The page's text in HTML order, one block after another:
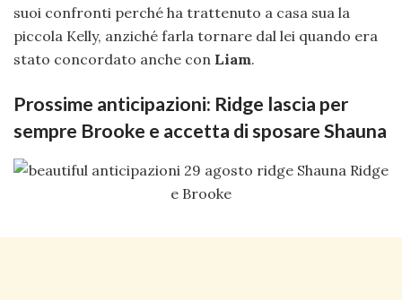
suoi confronti perché ha trattenuto a casa sua la
piccola Kelly, anziché farla tornare dal lei quando era
stato concordato anche con Liam.
Prossime anticipazioni: Ridge lascia per
sempre Brooke e accetta di sposare Shauna